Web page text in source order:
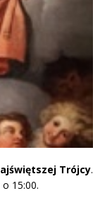
Trójcy.
15:00.